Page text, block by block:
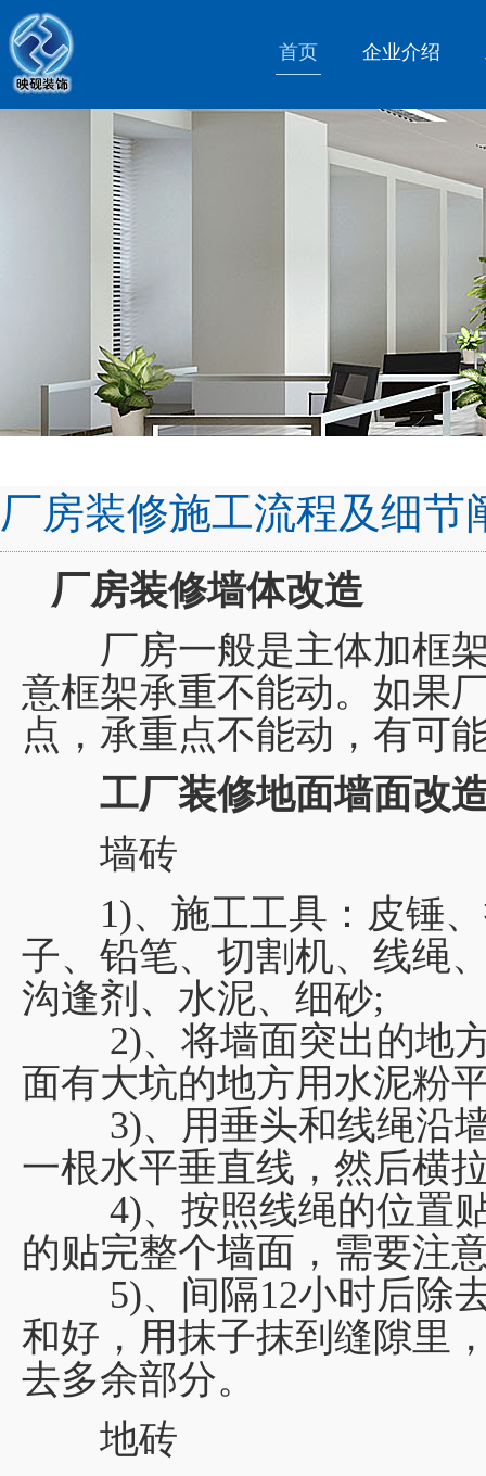
首页 企业介绍
厂房装修施工流程及细节
厂房装修墙体改造
厂房一般是主体加框架
意框架承重不能动。如果
点，承重点不能动，有可
工厂装修地面墙面改
墙砖
1)、施工工具：皮锤、
子、铅笔、切割机、线绳
沟逢剂、水泥、细砂;
2)、将墙面突出的地方
面有大坑的地方用水泥粉
3)、用垂头和线绳沿墙
一根水平垂直线，然后横
4)、按照线绳的位置贴
的贴完整个墙面，需要注
5)、间隔12小时后除去
和好，用抹子抹到缝隙里
去多余部分。
地砖